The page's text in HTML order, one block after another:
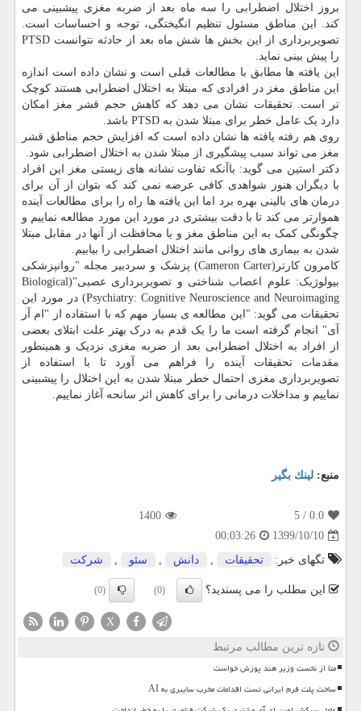
بروز اختلال اضطرابی را سه ماه بعد از ضربه مغزی پیشبینی می
کند. این مناطق مسئول تنظیم انگیختگی، توجه و احساسات است.
تصویربرداری از این بخش ها شش ماه بعد از حادثه نتوانست PTSD
را پیش بینی نماید.
این یافته ها مطابق با مطالعات قبلی است و نشان داده است اندازه
این مناطق مغز در افرادی که مبتلا به اختلال اضطرابی هستند کوچک
تر است. تحقیقات نشان می دهد که کاهش حجم قشر مغز امکان
دارد یک عامل خطر برای مبتلا شدن به PTSD باشد.
روی هم رفته یافته ها نشان داده است که افزایش حجم مناطق قشر
مغز می تواند سبب پیشگیری از مبتلا شدن به اختلال اضطرابی شود.
دکتر استین می گوید: باآنکه تفاوت نشانه های زیستی مغز این افراد
با دیگران هنوز شواهدی کافی عرضه نمی کند که بتوان از آن برای
درمان های بالینی بهره برد اما این یافته ها راه را برای مطالعات آینده
هموارتر می کند تا با دقت بیشتری در مورد این مورد مطالعه نماییم و
چگونگی کمک به این مناطق مغز و یا محافظت از آنها در مقابل مبتلا
شدن به بیماری های روانی مانند اختلال اضطرابی را بیابیم.
کامرون کارتر(Cameron Carter) پزشک و سردبیر مجله "روانپزشکی
بیولوژیک: علوم اعصاب شناختی و تصویربرداری عصبی"(Biological
Psychiatry: Cognitive Neuroscience and Neuroimaging) در مورد این
تحقیقات می گوید: "این مطالعه ی بسیار مهم که با استفاده از "ام آر
آی" انجام گرفته است ما را یک قدم به درک بهتر علت ابتلای بعضی
از افراد به اختلال اضطرابی بعد از ضربه مغزی نزدیک و همینطور
مقدمات تحقیقات آینده را فراهم می آورد تا با استفاده از
تصویربرداری مغزی احتمال خطر مبتلا شدن به این اختلال را پیشبینی
نماییم و مداخلات درمانی را برای کاهش اثر سانحه آغاز نماییم.
منبع: لینك بگیر
0.0
/ 5
1400
1399/10/10
00:03:26
تگهای خبر:
تحقیقات , دانش , سئو , شركت
این مطلب را می پسندید؟ (0)
(0)
X
تازه ترین مطالب مرتبط
متا از نخست وزیر هند پوزش خواست
ساخت پلت فرم ایرانی تست اقدامات مخرب سایبری به AI